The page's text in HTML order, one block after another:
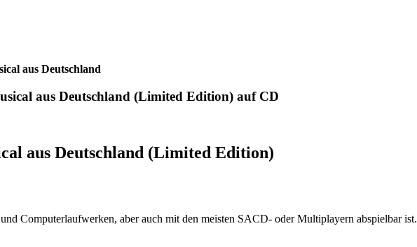
aus Deutschland
aus Deutschland (Limited Edition) auf CD
aus Deutschland (Limited Edition)
Computerlaufwerken, aber auch mit den meisten SACD- oder Multiplayern abspielbar ist.